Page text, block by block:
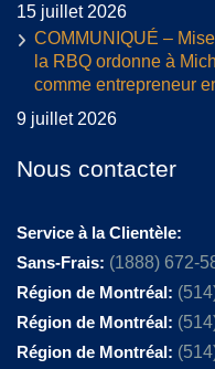
15 juillet 2026
COMMUNIQUÉ –
la RBQ ordonne à
comme entrepreneur
9 juillet 2026
Nous contacter
Service à la Clientèle:
Sans-Frais: (1888) 672-
Région de Montréal:
Région de Montréal:
Région de Montréal: